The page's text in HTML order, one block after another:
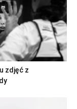
zdjęć z